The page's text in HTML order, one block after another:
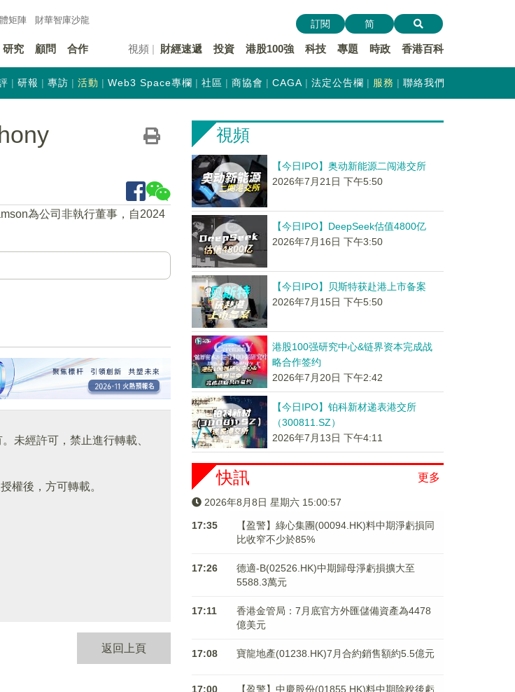
矩陣 財華智庫沙龍
研究 顧問 合作 視頻 財經速遞 投資 港股100強 科技 專題 時政 香港百科
訂閱 简
研報 專訪 活動 Web3 Space專欄 社區 商協會 CAGA 法定公告欄 服務 聯絡我們
為公司非執行董事，自2024
未經許可，禁止進行轉載、
權後，方可轉載。
返回上頁
視頻
【今日IPO】奥动新能源二闯港交所
2026年7月21日 下午5:50
【今日IPO】DeepSeek估值4800亿
2026年7月16日 下午3:50
【今日IPO】贝斯特获赴港上市备案
2026年7月15日 下午5:50
港股100强研究中心&链界资本完成战
略合作签约
2026年7月20日 下午2:42
【今日IPO】铂科新材递表港交所
（300811.SZ）
2026年7月13日 下午4:11
更多
快訊
2026年8月8日 星期六 15:00:57
17:35
【盈警】綠心集團(00094.HK)料中期淨虧損同
比收窄不少於85%
17:26
德適-B(02526.HK)中期歸母淨虧損擴大至
5588.3萬元
17:11
香港金管局：7月底官方外匯儲備資產為4478
億美元
17:08 寶龍地產(01238.HK)7月合約銷售額約5.5億元
17:00
【盈警】中慶股份(01855.HK)料中期除稅後虧